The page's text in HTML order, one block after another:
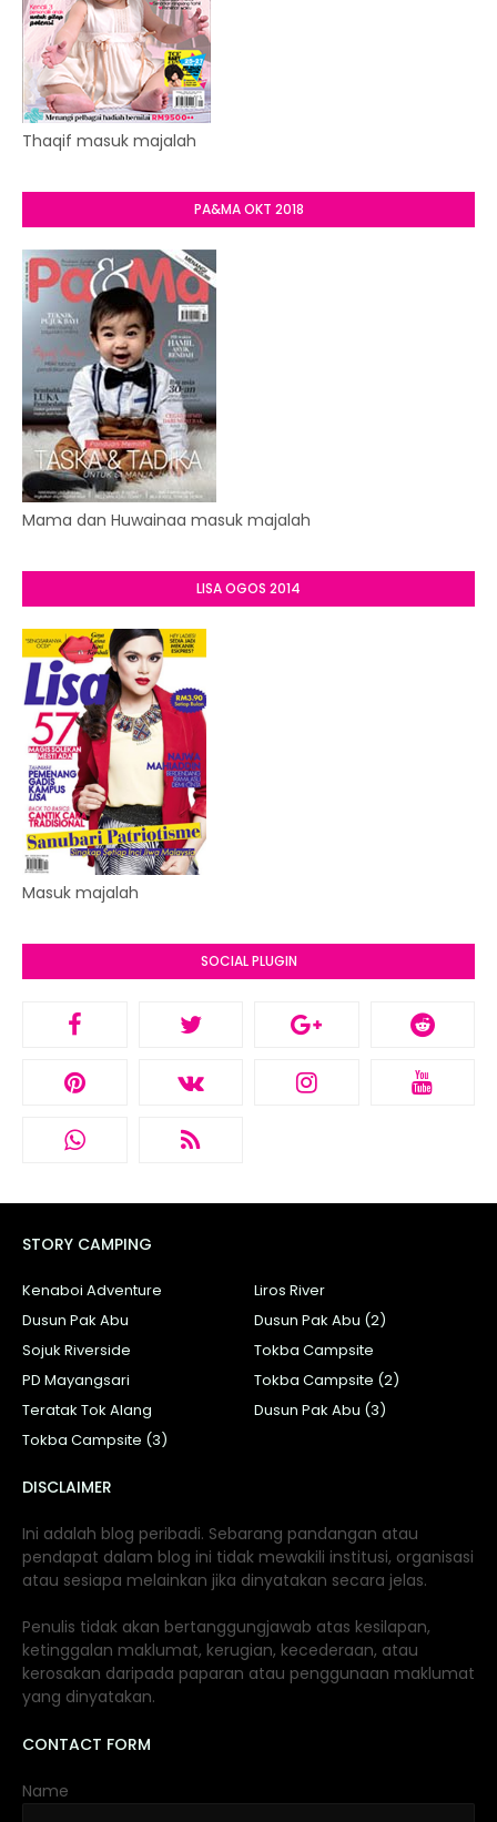
Thaqif masuk majalah
PA&MA OKT 2018
Mama dan Huwainaa masuk majalah
LISA OGOS 2014
Masuk majalah
SOCIAL PLUGIN
STORY CAMPING
Kenaboi Adventure
Liros River
Dusun Pak Abu
Dusun Pak Abu (2)
Sojuk Riverside
Tokba Campsite
PD Mayangsari
Tokba Campsite (2)
Teratak Tok Alang
Dusun Pak Abu (3)
Tokba Campsite (3)
DISCLAIMER
Ini adalah blog peribadi. Sebarang pandangan atau
pendapat dalam blog ini tidak mewakili institusi, organisasi
atau sesiapa melainkan jika dinyatakan secara jelas.
Penulis tidak akan bertanggungjawab atas kesilapan,
ketinggalan maklumat, kerugian, kecederaan, atau
kerosakan daripada paparan atau penggunaan maklumat
yang dinyatakan.
CONTACT FORM
Name